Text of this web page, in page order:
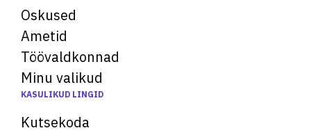
Oskused
Ametid
Töövaldkonnad
Minu valikud
KASULIKUD LINGID
Kutsekoda